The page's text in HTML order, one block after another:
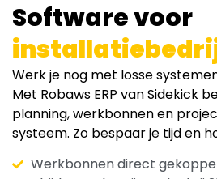
Software voor
Werk je nog met losse
Met Robaws ERP van Sidekick
planning, werkbonnen en
systeem. Zo bespaar je tijd en
Werkbonnen direct